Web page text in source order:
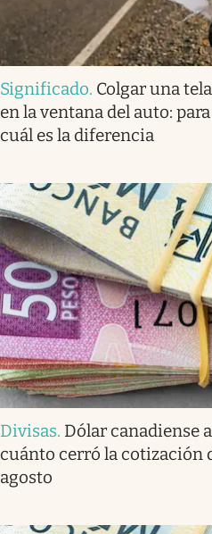
Significado. Colgar una
en la ventana del auto:
cuál es la diferencia
Divisas. Dólar canadiense
cuánto cerró la cotización
agosto